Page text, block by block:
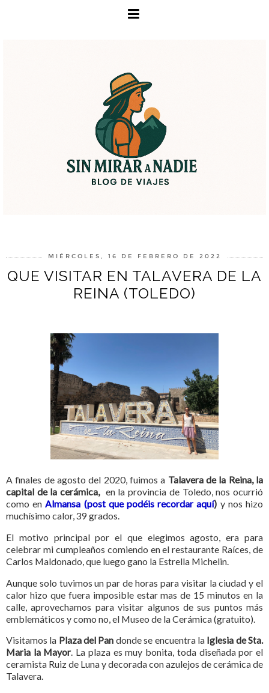
MIÉRCOLES, 16 DE FEBRERO DE 2022
QUE VISITAR EN TALAVERA DE LA
REINA (TOLEDO)
A finales de agosto del 2020, fuimos a Talavera de la Reina, la
capital de lacerámica, en la provincia de Toledo, nos ocurrió
como enAlmansa (post que podéis recordar aquí) y nos hizo
muchísimo calor, 39 grados.
El motivo principal por el que elegimos agosto, era para
celebrar mi cumpleaños comiendo en el restaurante Raíces, de
Carlos Maldonado, que luego gano la Estrella Michelin.
Aunque solo tuvimos un par de horas para visitar la ciudad y el
calor hizo que fuera imposible estar mas de 15 minutos en la
calle, aprovechamos para visitar algunos de sus puntos más
emblemáticos y como no, el Museo de la Cerámica (gratuito).
Visitamos la Plaza del Pan donde se encuentra la Iglesia de Sta.
Maria la Mayor. La plaza es muy bonita, toda diseñada por el
ceramista Ruiz de Luna y decorada con azulejos de cerámica de
Talavera.